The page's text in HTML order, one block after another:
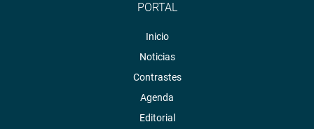
PORTAL
Inicio
Noticias
Contrastes
Agenda
Editorial